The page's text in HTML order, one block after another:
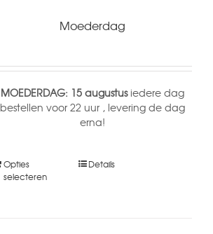
Moederdag
MOEDERDAG: 15 augustusiedere dag
bestellen voor 22 uur , levering de dag
erna!
Opties
selecteren
Details